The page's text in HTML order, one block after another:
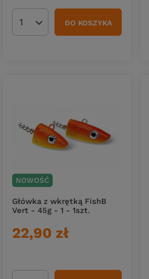
Ilość produktówDO KOSZYKA
NOWOŚĆ
Główka z wkrętką FishB
Vert - 45g - 1 - 1szt.
22,90 zł